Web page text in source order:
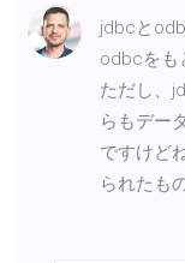
jdbcと
odbcをも
ただし、
らもデー
ですけど
られたも